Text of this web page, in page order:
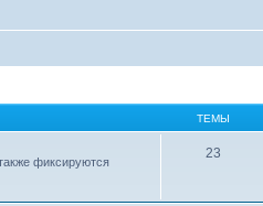
ТЕМЫ
фиксируются
23